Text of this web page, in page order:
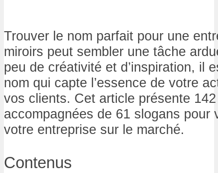
Trouver le nom parfait pour une
miroirs peut sembler une tâche
peu de créativité et d’inspiration, il
nom qui capte l’essence de votre
vos clients. Cet article présente
accompagnées de 61 slogans pour
votre entreprise sur le marché.
Contenus